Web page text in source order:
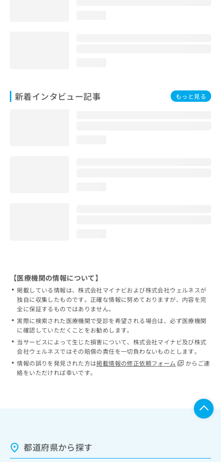
新着インタビュー記事 もっと見る
【医療機関の情報について】
掲載している情報は、株式会社マイナビおよび株式会社ウェルネスが
独自に収集したものです。正確な情報に努めておりますが、内容を完
全に保証するものではありません。
実際に検索された医療機関で受診を希望される場合は、必ず医療機関
に確認していただくことをお勧めします。
当サービスによって生じた損害について、株式会社マイナビ及び株式
会社ウェルネスではその賠償の責任を一切負わないものとします。
情報の誤りを発見された方は掲載情報の修正依頼フォーム
からご連
絡をいただければ幸いです。
都道府県から探す